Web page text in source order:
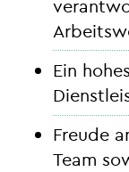
Ein
Freude
Team